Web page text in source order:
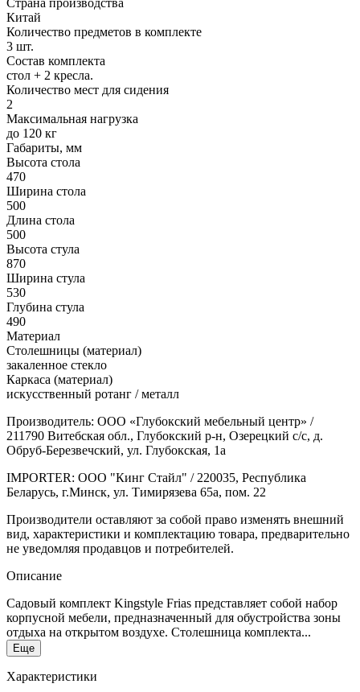
Китай
Количество предметов в комплекте
3 шт.
Состав комплекта
стол + 2 кресла.
Количество мест для сидения
2
Максимальная нагрузка
до 120 кг
Габариты, мм
Высота стола
470
Ширина стола
500
Длина стола
500
Высота стула
870
Ширина стула
530
Глубина стула
490
Материал
Столешницы (материал)
закаленное стекло
Каркаса (материал)
искусственный ротанг / металл
Производитель: ООО «Глубокский мебельный центр» /
211790 Витебская обл., Глубокский р-н, Озерецкий с/с, д.
Обруб-Березвечский, ул. Глубокская, 1а
IMPORTER: ООО "Кинг Стайл" / 220035, Республика
Беларусь, г.Минск, ул. Тимирязева 65а, пом. 22
Производители оставляют за собой право изменять внешний
вид, характеристики и комплектацию товара, предварительно
не уведомляя продавцов и потребителей.
Описание
Садовый комплект Kingstyle Frias представляет собой набор
корпусной мебели, предназначенный для обустройства зоны
отдыха на открытом воздухе. Столешница комплекта...
Еще
Характеристики